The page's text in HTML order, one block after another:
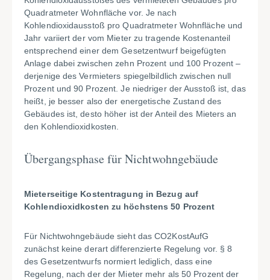
Quadratmeter Wohnfläche vor. Je nach
Kohlendioxidausstoß pro Quadratmeter Wohnfläche und
Jahr variiert der vom Mieter zu tragende Kostenanteil
entsprechend einer dem Gesetzentwurf beigefügten
Anlage dabei zwischen zehn Prozent und 100 Prozent –
derjenige des Vermieters spiegelbildlich zwischen null
Prozent und 90 Prozent. Je niedriger der Ausstoß ist, das
heißt, je besser also der energetische Zustand des
Gebäudes ist, desto höher ist der Anteil des Mieters an
den Kohlendioxidkosten.
Übergangsphase für Nichtwohngebäude
Mieterseitige Kostentragung in Bezug auf
Kohlendioxidkosten zu höchstens 50 Prozent
Für Nichtwohngebäude sieht das CO2KostAufG
zunächst keine derart differenzierte Regelung vor. § 8
des Gesetzentwurfs normiert lediglich, dass eine
Regelung, nach der der Mieter mehr als 50 Prozent der